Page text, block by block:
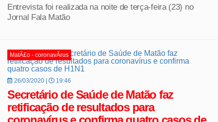
Entrevista foi realizada na noite de terça-feira (23) no
Jornal Fala Matão
MatÃ£o - coronavÃ­rus
26/03/2020 | 19:46
Secretário de Saúde de Matão faz
retificação de resultados para